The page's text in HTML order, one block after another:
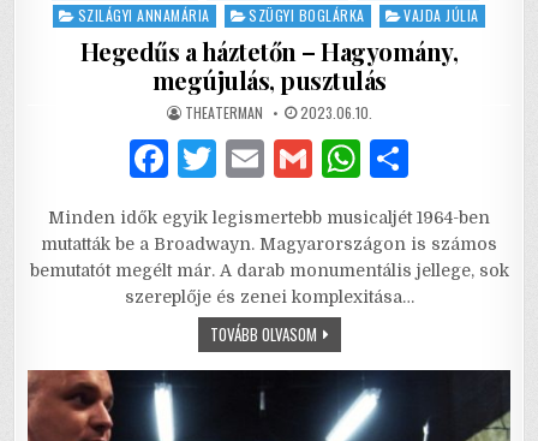
SZILÁGYI ANNAMÁRIA
SZÜGYI BOGLÁRKA VAJDA JÚLIA
Hegedűs a háztetőn – Hagyomány,
megújulás, pusztulás
AUTHOR:
THEATERMAN PUBLISHED
2023.06.10.
F
c
e
b
o
T
it
te
r
E
ai
l
G
ai
l
W
at
s
A
p
ar
e
Minden idők egyik legismertebb musicaljét 1964-ben
mutatták be a Broadwayn. Magyarországon is számos
bemutatót megélt már. A darab monumentális jellege, sok
szereplője és zenei komplexitása…
TOVÁBB OLVASOMHEGEDŰS
A
HÁZTETŐN
HAGYOMÁNY,
MEGÚJULÁS,
PUSZTULÁS